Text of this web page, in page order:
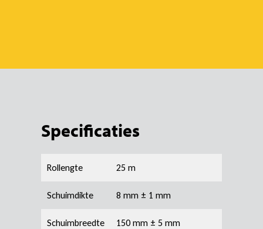
Specificaties
Rollengte 25 m
Schuimdikte 8 mm ± 1 mm
Schuimbreedte 150 mm ± 5 mm